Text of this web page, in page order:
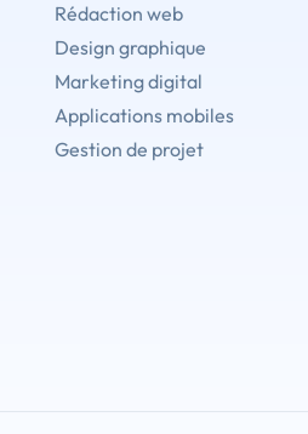
Rédaction web
Design graphique
Marketing digital
Applications mobiles
Gestion de projet